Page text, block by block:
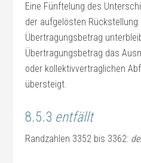
Eine Fünftelung des
der aufgelösten Rückstellung
Übertragungsbetrag
Übertragungsbetrag das
oder kollektivvertraglichen
übersteigt.
8.5.3 entfällt
Randzahlen 3352 bis 3362: